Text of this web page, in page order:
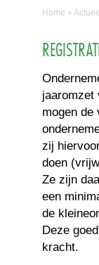
Home » Actueel
jaaromzet
mogen de
zij
doen
Ze zijn
een
de
Deze
kracht.